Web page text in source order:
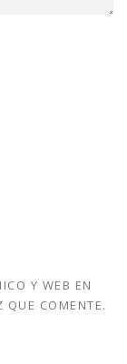
Y WEB EN
QUE COMENTE.